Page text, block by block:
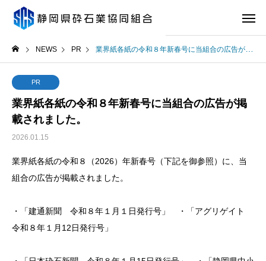
NEWS PR 業界紙各紙の令和８年新春号に当組合の広告が掲載されました。
PR
業界紙各紙の令和８年新春号に当組合の広告が掲
載されました。
2026.01.15
業界紙各紙の令和８（2026）年新春号（下記を御参照）に、当
組合の広告が掲載されました。
・「建通新聞 令和８年１月１日発行号」 ・「アグリゲイト
令和８年１月12日発行号」